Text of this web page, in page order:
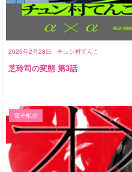
2026年2月28日 チュン村てんこ
芝玲司の変態 第3話
電子配信